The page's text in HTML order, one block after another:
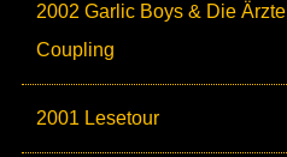
2002 Garlic Boys & Die Ärzte
Coupling
2001 Lesetour